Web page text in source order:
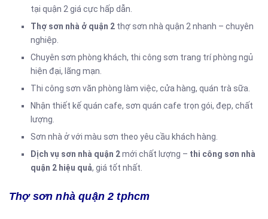
tại quận 2 giá cực hấp dẫn.
Thợ sơn nhà ở quận 2 thợ sơn nhà quận 2 nhanh – chuyên
nghiệp.
Chuyên sơn phòng khách, thi công sơn trang trí phòng ngủ
hiện đại, lãng mạn.
Thi công sơn văn phòng làm việc, cửa hàng, quán trà sữa.
Nhận thiết kế quán cafe, sơn quán cafe trọn gói, đẹp, chất
lượng.
Sơn nhà ở với màu sơn theo yêu cầu khách hàng.
Dịch vụ sơn nhà quận 2mới chất lượng – thi công sơn nhà
quận 2 hiệu quả, giá tốt nhất.
Thợ sơn nhà quận 2 tphcm